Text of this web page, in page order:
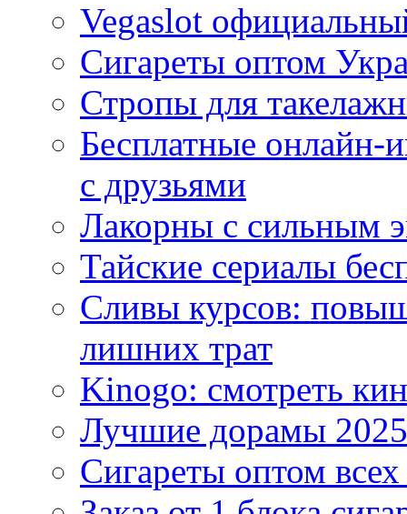
Vegaslot
Сигареты оптом
Стропы для
Бесплатные
с друзьями
Лакорны с сильным
Тайские сериалы
Сливы курсов:
лишних трат
Kinogo: смотреть
Лучшие дорамы
Сигареты оптом